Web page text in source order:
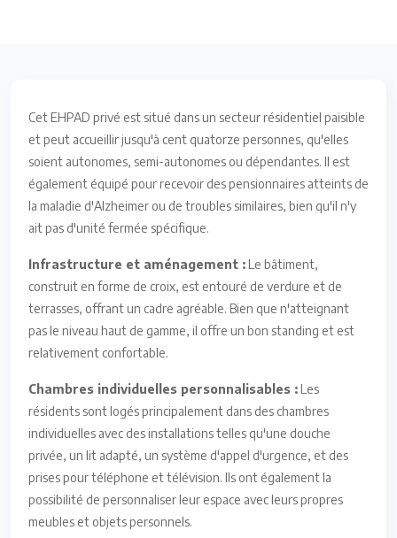
Cet EHPAD privé est situé dans un secteur résidentiel paisible
et peut accueillir jusqu'à cent quatorze personnes, qu'elles
soient autonomes, semi-autonomes ou dépendantes. Il est
également équipé pour recevoir des pensionnaires atteints de
la maladie d'Alzheimer ou de troubles similaires, bien qu'il n'y
ait pas d'unité fermée spécifique.
Infrastructure et aménagement :Le bâtiment,
construit en forme de croix, est entouré de verdure et de
terrasses, offrant un cadre agréable. Bien que n'atteignant
pas le niveau haut de gamme, il offre un bon standing et est
relativement confortable.
Chambres individuelles personnalisables :Les
résidents sont logés principalement dans des chambres
individuelles avec des installations telles qu'une douche
privée, un lit adapté, un système d'appel d'urgence, et des
prises pour téléphone et télévision. Ils ont également la
possibilité de personnaliser leur espace avec leurs propres
meubles et objets personnels.